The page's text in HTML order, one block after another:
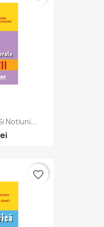
Notiuni...
favorite_border